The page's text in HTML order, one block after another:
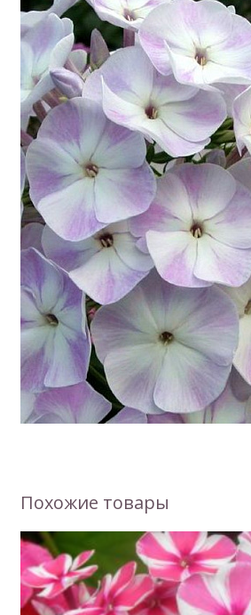
Похожие товары